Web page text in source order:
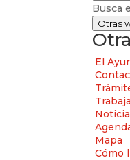
Busca
Otras
El
Mapa
Cómo